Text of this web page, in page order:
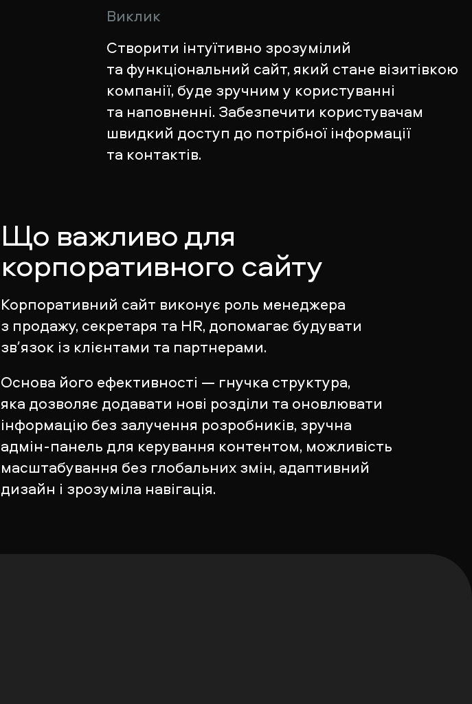
Виклик
Створити інтуїтивно зрозумілий
та функціональний сайт, який стане візитівкою
компанії, буде зручним у користуванні
та наповненні. Забезпечити користувачам
швидкий доступ до потрібної інформації
та контактів.
Що важливо для
корпоративного сайту
Корпоративний сайт виконує роль менеджера
з продажу, секретаря та HR, допомагає будувати
звʼязок із клієнтами та партнерами.
Основа його ефективності — гнучка структура,
яка дозволяє додавати нові розділи та оновлювати
інформацію без залучення розробників, зручна
адмін-панель для керування контентом, можливість
масштабування без глобальних змін, адаптивний
дизайн і зрозуміла навігація.